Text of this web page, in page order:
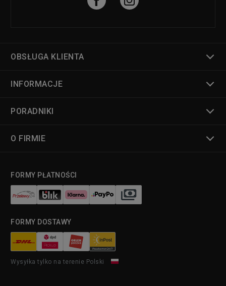
OBSŁUGA KLIENTA
INFORMACJE
PORADNIKI
O FIRMIE
FORMY PŁATNOŚCI
FORMY DOSTAWY
Wysyłka tylko na terenie Polski